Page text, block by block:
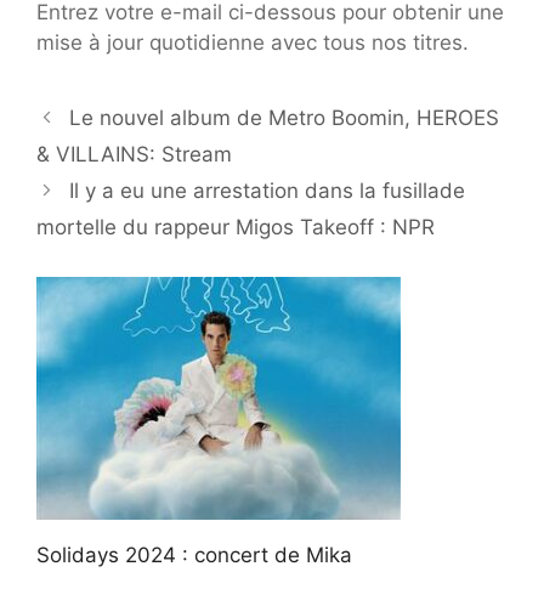
Entrez votre e-mail ci-dessous pour obtenir une
mise à jour quotidienne avec tous nos titres.
Le nouvel album de Metro Boomin, HEROES
& VILLAINS: Stream
Il y a eu une arrestation dans la fusillade
mortelle du rappeur Migos Takeoff : NPR
Solidays 2024 : concert de Mika